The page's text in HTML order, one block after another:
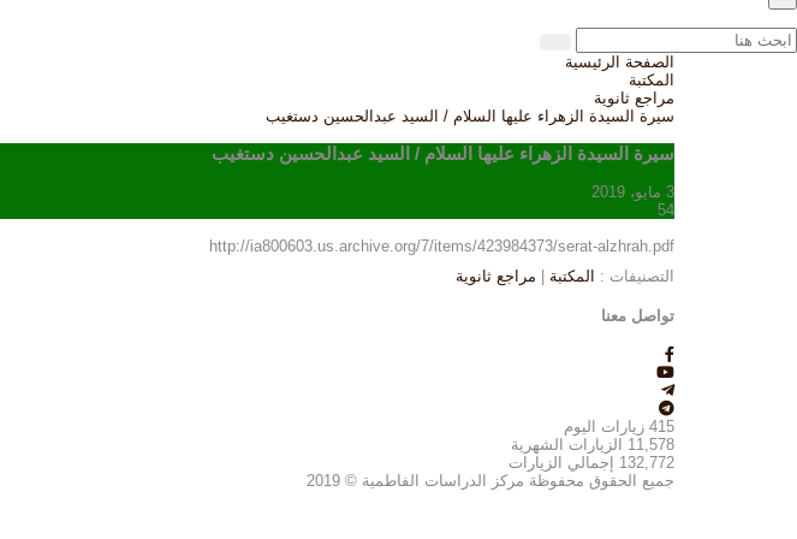
الصفحة الرئيسية
المكتبة
مراجع ثانوية
سيرة السيدة الزهراء عليها السلام / السيد عبدالحسين دستغيب
سيرة السيدة الزهراء عليها السلام / السيد عبدالحسين دستغيب
3 مايو، 2019
54
http://ia800603.us.archive.org/7/items/423984373/serat-alzhrah.pdf
التصنيفات : المكتبة مراجع ثانوية
تواصل معنا
415 زيارات اليوم
11,578
الزيارات الشهرية
132,772
إجمالي الزيارات
جميع الحقوق محفوظة مركز الدراسات الفاطمية © 2019